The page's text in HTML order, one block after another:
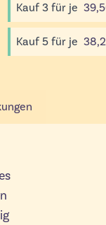
Kauf 3 für je
Kauf 5 für je